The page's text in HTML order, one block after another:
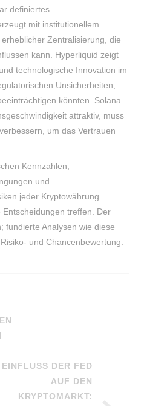
definiertes
mit institutionellem
Zentralisierung, die
kann. Hyperliquid zeigt
technologische Innovation im
Unsicherheiten,
könnten. Solana
attraktiv, muss
um das Vertrauen
Kennzahlen,
und
jeder Kryptowährung
treffen. Der
fundierte Analysen wie diese
und Chancenbewertung.
EINFLUSS DER FED
AUF DEN
KRYPTOMARKT: